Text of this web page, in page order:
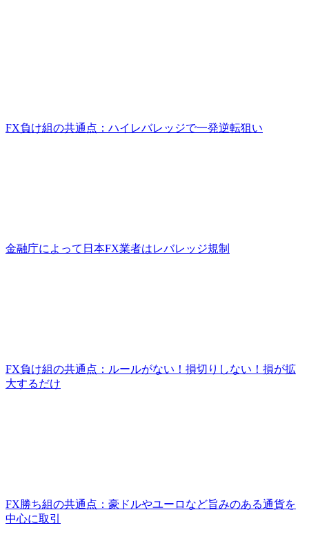
FX負け組の共通点：ハイレバレッジで一発逆転狙い
金融庁によって日本FX業者はレバレッジ規制
FX負け組の共通点：ルールがない！損切りしない！損が拡
大するだけ
FX勝ち組の共通点：豪ドルやユーロなど旨みのある通貨を
中心に取引